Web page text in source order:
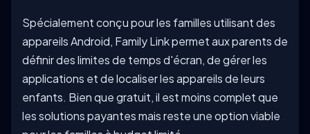
Spécialement conçu pour les familles utilisant des
appareils Android, Family Link permet aux parents de
définir des limites de temps d'écran, de gérer les
applications et de localiser les appareils de leurs
enfants. Bien que gratuit, il est moins complet que
les solutions payantes mais reste une option viable